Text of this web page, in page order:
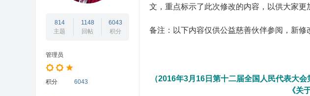
814
主题
1148
回帖
6043
积分
管理员
积分 6043
文，重点标示了此次修改的内容，以供大家更
备注：以下内容仅供公益慈善伙伴参阅，新修
（2016年3月16日第十二届全国人民代表大
《关